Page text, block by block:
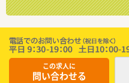
この求人に
問い合わせる